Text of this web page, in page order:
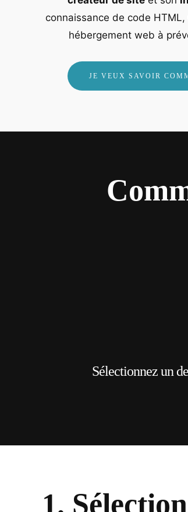
connaissance de code
hébergement web à
JE VEUX SAVOIR
Sélectionnez un
1.